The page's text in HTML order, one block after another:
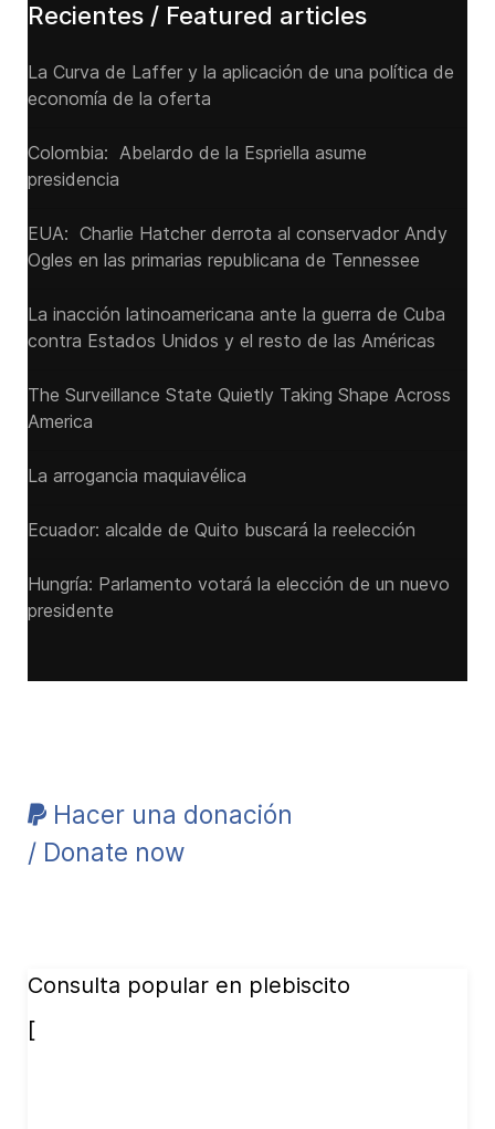
Recientes / Featured articles
La Curva de Laffer y la aplicación de una política de
economía de la oferta
Colombia: Abelardo de la Espriella asume
presidencia
EUA: Charlie Hatcher derrota al conservador Andy
Ogles en las primarias republicana de Tennessee
La inacción latinoamericana ante la guerra de Cuba
contra Estados Unidos y el resto de las Américas
The Surveillance State Quietly Taking Shape Across
America
La arrogancia maquiavélica
Ecuador: alcalde de Quito buscará la reelección
Hungría: Parlamento votará la elección de un nuevo
presidente
Hacer una donación
/ Donate now
Consulta popular en plebiscito
[